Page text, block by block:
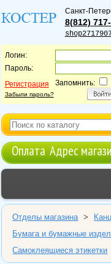
Санкт-
8(812)
Логин:
Пароль:
Регистрация
Забыли пароль?
Запомнить:
Оплата Адрес
Отделы магазина >
Бумага и бумажные
Самоклеящиеся этикетки